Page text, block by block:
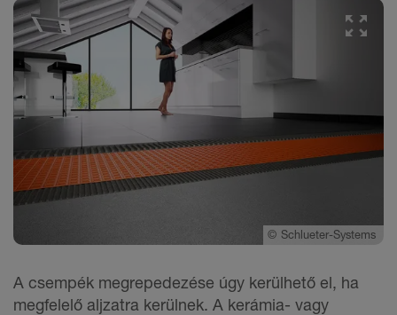
© Schlueter-Systems
A csempék megrepedezése úgy kerülhető el, ha
megfelelő aljzatra kerülnek. A kerámia- vagy